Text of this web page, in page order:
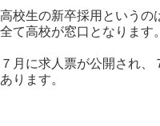
高校生の新卒採用というの
全て高校が窓口となります。
７月に求人票が公開され
あります。